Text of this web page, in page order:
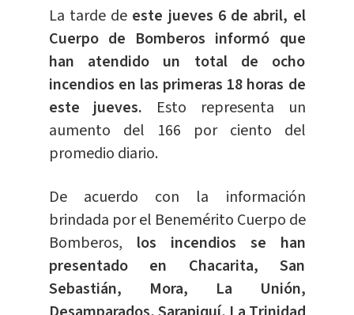
La tarde de este jueves 6 de abril, el
Cuerpo de Bomberos informó que
han atendido un total de ocho
incendios en las primeras 18 horas de
este jueves. Esto representa un
aumento del 166 por ciento del
promedio diario.
De acuerdo con la información
brindada por el Benemérito Cuerpo de
Bomberos, los incendios se han
presentado en Chacarita, San
Sebastián, Mora, La Unión,